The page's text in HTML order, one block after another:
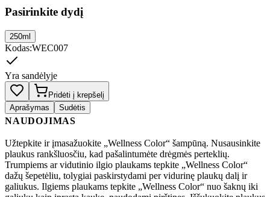
Pasirinkite dydį
250ml
Kodas:WEC007
Yra sandėlyje
Pridėti į krepšelį
Aprašymas
Sudėtis
NAUDOJIMAS
Užtepkite ir įmasažuokite „Wellness Color“ šampūną. Nusausinkite
plaukus rankšluosčiu, kad pašalintumėte drėgmės perteklių.
Trumpiems ar vidutinio ilgio plaukams tepkite „Wellness Color“
dažų šepetėliu, tolygiai paskirstydami per vidurinę plaukų dalį ir
galiukus. Ilgiems plaukams tepkite „Wellness Color“ nuo šaknų iki